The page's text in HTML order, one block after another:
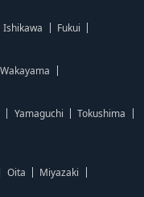
Ishikawa
Fukui
Wakayama
Yamaguchi
Tokushima
Oita
Miyazaki